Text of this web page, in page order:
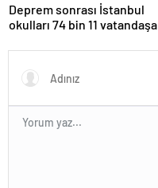
Deprem sonrası İstanbul
okulları 74 bin 11 vatandaşa